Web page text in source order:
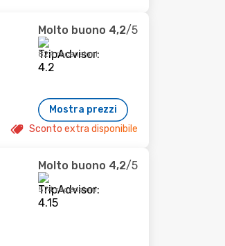
Molto buono 4,2/5
824 recensioni
Mostra prezzi
Sconto extra disponibile
Molto buono 4,2/5
574 recensioni